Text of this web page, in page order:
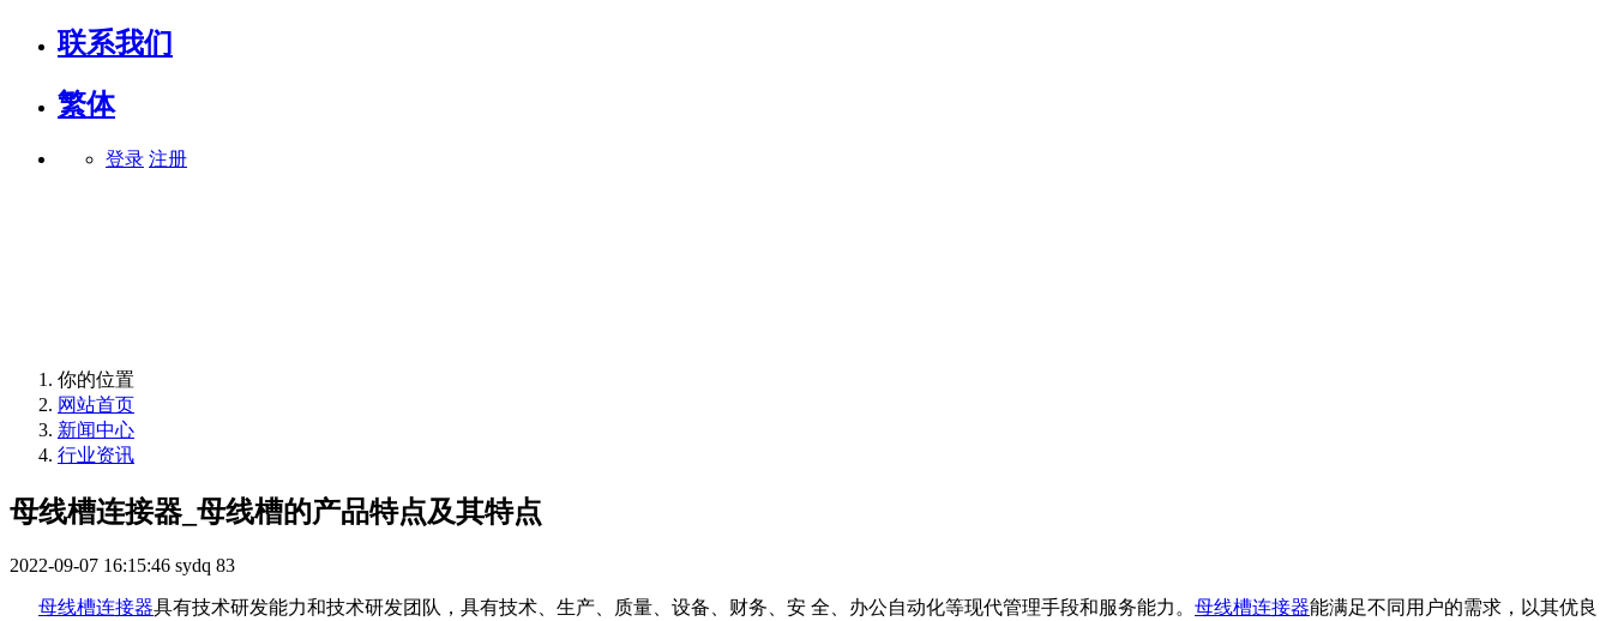
联系我们
繁体
登录 注册
你的位置
网站首页
新闻中心
行业资讯
母线槽连接器_母线槽的产品特点及其特点
2022-09-07 16:15:46 sydq 83
母线槽连接器具有技术研发能力和技术研发团队，具有技术、生产、质量、设备、财务、安 全、办公自动化等现代管理手段和服务能力。 母线槽连接器能满足不同用户的需求，以其优良